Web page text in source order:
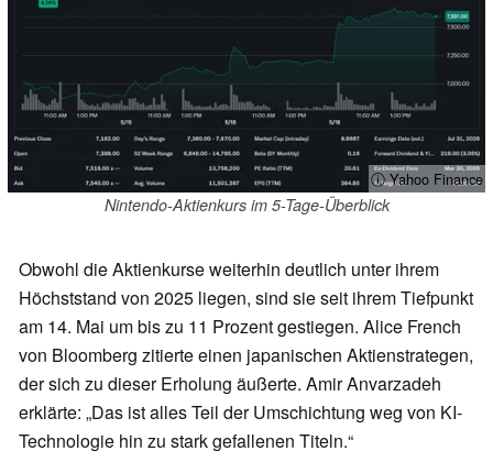
ⓘ Yahoo Finance
Nintendo-Aktienkurs im 5-Tage-Überblick
Obwohl die Aktienkurse weiterhin deutlich unter ihrem
Höchststand von 2025 liegen, sind sie seit ihrem Tiefpunkt
am 14. Mai um bis zu 11 Prozent gestiegen. Alice French
von Bloomberg zitierte einen japanischen Aktienstrategen,
der sich zu dieser Erholung äußerte. Amir Anvarzadeh
erklärte: „Das ist alles Teil der Umschichtung weg von KI-
Technologie hin zu stark gefallenen Titeln.“